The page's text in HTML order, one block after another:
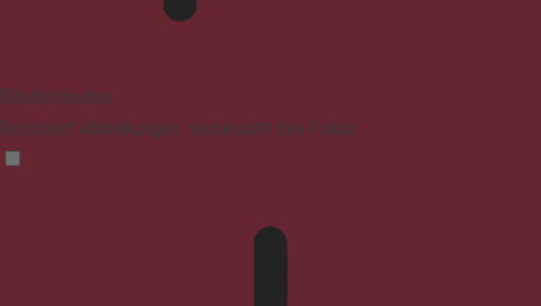
Blindenmodus
Reduziert Ablenkungen, verbessert den Fokus